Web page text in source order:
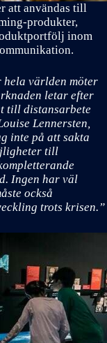
att användas till
produkter,
inom
hela världen möter
letar efter
till distansarbete
Lennersten,
inte på att sakta
till
Ingen har väl
också
trots krisen.”